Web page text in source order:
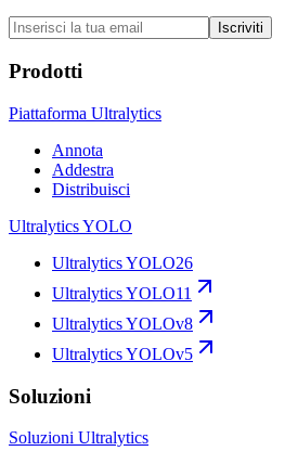
Iscriviti
Prodotti
Piattaforma Ultralytics
Annota
Addestra
Distribuisci
Ultralytics YOLO
Ultralytics YOLO26
Ultralytics YOLO11
Ultralytics YOLOv8
Ultralytics YOLOv5
Soluzioni
Soluzioni Ultralytics